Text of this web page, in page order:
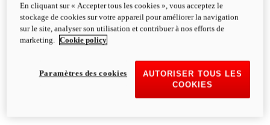
En cliquant sur « Accepter tous les cookies », vous acceptez le
stockage de cookies sur votre appareil pour améliorer la navigation
sur le site, analyser son utilisation et contribuer à nos efforts de
marketing.
Cookie policy
AUTORISER TOUS LES
COOKIES
Paramètres des cookies